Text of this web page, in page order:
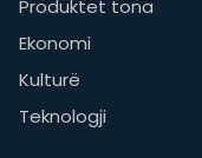
Produktet tona
Ekonomi
Kulturë
Teknologji